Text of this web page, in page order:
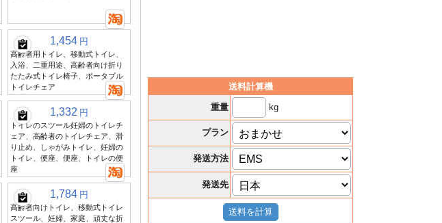
1,454 円
高齢者用トイレ、移動式トイレ、
入浴、二重用途、高齢者向け折り
たたみ式トイレ椅子、ポータブル
トイレチェア
1,332 円
トイレのスツール妊婦のトイレチ
ェア、高齢者のトイレチェア、滑
り止め、しゃがみトイレ、妊婦の
トイレ、便座、便座、トイレの便
座
1,784 円
高齢者向けトイレ、移動式トイレ
スツール、妊婦、家庭、頑丈な折
送料計算機
重量
kg
プラン
発送方法
発送先